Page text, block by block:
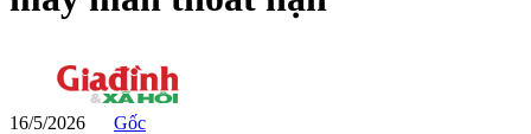
16/5/2026 Gốc